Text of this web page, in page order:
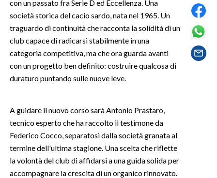
CULTURA
SPETTACOLI
GOSSIP
SARDEGNA TURISMO
SARDI NEL MONDO
NOTIZIE
EVENTI
con un passato fra Serie D ed Eccellenza. Una
società storica del cacio sardo, nata nel 1965. Un
traguardo di continuità che racconta la solidità di un
club capace di radicarsi stabilmente in una
categoria competitiva, ma che ora guarda avanti
con un progetto ben definito: costruire qualcosa di
duraturo puntando sulle nuove leve.
A guidare il nuovo corso sarà Antonio Prastaro,
tecnico esperto che ha raccolto il testimone da
Federico Cocco, separatosi dalla società granata al
termine dell'ultima stagione. Una scelta che riflette
la volontà del club di affidarsi a una guida solida per
accompagnare la crescita di un organico rinnovato.